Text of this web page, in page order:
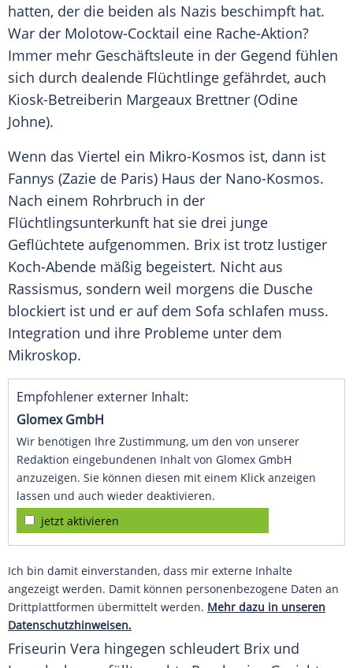
hatten, der die beiden als Nazis beschimpft hat.
War der Molotow-Cocktail eine Rache-Aktion?
Immer mehr Geschäftsleute in der Gegend fühlen
sich durch dealende Flüchtlinge gefährdet, auch
Kiosk-Betreiberin Margeaux Brettner (Odine
Johne).
Wenn das Viertel ein Mikro-Kosmos ist, dann ist
Fannys (Zazie de Paris) Haus der Nano-Kosmos.
Nach einem Rohrbruch in der
Flüchtlingsunterkunft hat sie drei junge
Geflüchtete aufgenommen. Brix ist trotz lustiger
Koch-Abende mäßig begeistert. Nicht aus
Rassismus, sondern weil morgens die Dusche
blockiert ist und er auf dem Sofa schlafen muss.
Integration und ihre Probleme unter dem
Mikroskop.
Empfohlener externer Inhalt:
Glomex GmbH
Wir benötigen Ihre Zustimmung, um den von unserer
Redaktion eingebundenen Inhalt von Glomex GmbH
anzuzeigen. Sie können diesen mit einem Klick anzeigen
lassen und auch wieder deaktivieren.
jetzt aktivieren
Ich bin damit einverstanden, dass mir externe Inhalte
angezeigt werden. Damit können personenbezogene Daten an
Drittplattformen übermittelt werden. Mehr dazu in unseren
Datenschutzhinweisen.
Friseurin Vera hingegen schleudert Brix und